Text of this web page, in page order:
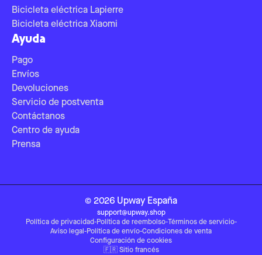
Bicicleta eléctrica Lapierre
Bicicleta eléctrica Xiaomi
Ayuda
Pago
Envíos
Devoluciones
Servicio de postventa
Contáctanos
Centro de ayuda
Prensa
© 2026 Upway España
support@upway.shop
Política de privacidad-Política de reembolso-Términos de servicio-
Aviso legal -Política de envío-Condiciones de venta
Configuración de cookies
🇫🇷 Sitio francés